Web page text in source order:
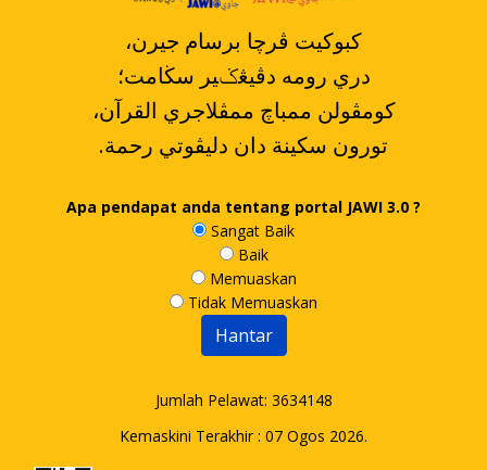
،کبوکيت ڤرچا برسام جيرن
دري رومه دڤيڠݢير سڬامت؛
،کومڤولن ممباچ ممڤلاجري القرآن
.تورون سکينة دان دليڤوتي رحمة
Apa pendapat anda tentang portal JAWI 3.0 ?
Sangat Baik
Baik
Memuaskan
Tidak Memuaskan
Jumlah Pelawat: 3634148
Kemaskini Terakhir : 07 Ogos 2026.